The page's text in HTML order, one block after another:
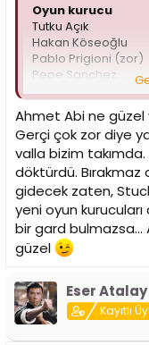
Oyun kurucu
Tutku Açık
Hakan Köseoğlu
Pablo Prigioni (zor)
Pepe Sanchez
Will Bynum (çok zor)
Milos Teodosic
Rok Stipcevic
Aaron Miles
Mantas Kalnietis
Hollis Price
George Tsintsadze
Marcus Williams
Doron Perkins
İbrahim Jaaber
Ahmet Abi ne güzel
Gerçi çok zor diye
valla bizim
döktürdü. Bırakmaz
gidecek zaten,
yeni oyun
bir gard
güzel
Eser Atalay
Kayıtlı